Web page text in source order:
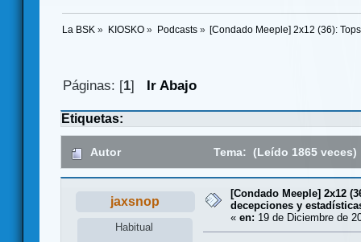
La BSK » KIOSKO» Podcasts» [Condado Meeple] 2x12 (36):
Páginas: [1] Ir Abajo
Etiquetas:
Autor Tema: (Leído 1865 veces)
jaxsnop
Habitual
[Condado Meeple] 2x12
decepciones y
« en: 19 de Diciembre de